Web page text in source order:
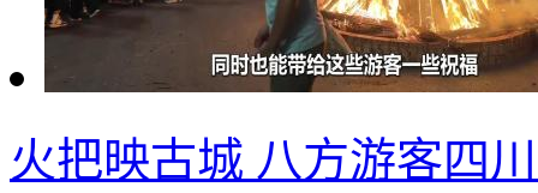
火把映古城 八方游客四